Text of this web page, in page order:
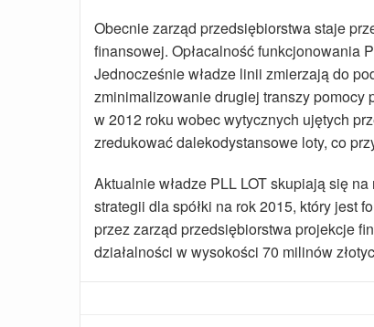
Obecnie zarząd przedsiębiorstwa staje
finansowej. Opłacalność funkcjonowania
Jednocześnie władze linii zmierzają do
zminimalizowanie drugiej transzy
w 2012 roku wobec wytycznych ujętych
zredukować dalekodystansowe loty, co
Aktualnie władze PLL LOT skupiają się
strategii dla spółki na rok 2015, który jest
przez zarząd przedsiębiorstwa projekcje
działalności w wysokości 70 milinów